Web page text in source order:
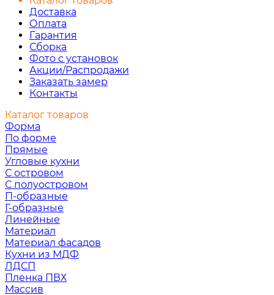
Доставка
Оплата
Гарантия
Сборка
Фото с установок
Акции/Распродажи
Заказать замер
Контакты
Каталог товаров
Форма
По форме
Прямые
Угловые кухни
С островом
С полуостровом
П-образные
Г-образные
Линейные
Материал
Материал фасадов
Кухни из МДФ
ЛДСП
Пленка ПВХ
Массив